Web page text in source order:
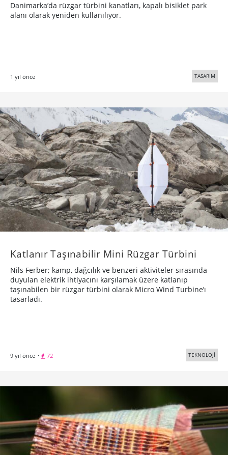
Danimarka’da rüzgar türbini kanatları, kapalı bisiklet park
alanı olarak yeniden kullanılıyor.
1 yıl önce TASARIM
Katlanır Taşınabilir Mini Rüzgar Türbini
Nils Ferber; kamp, dağcılık ve benzeri aktiviteler sırasında
duyulan elektrik ihtiyacını karşılamak üzere katlanıp
taşınabilen bir rüzgar türbini olarak Micro Wind Turbine’ı
tasarladı.
9 yıl önce · 72 TEKNOLOJİ